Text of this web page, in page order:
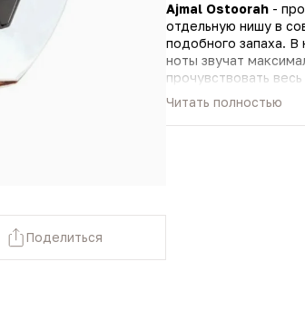
Поделиться
Ajmal Ostoorah -
отдельную нишу в
подобного запаха. В
ноты звучат
прочувствовать весь
перетянутый
прекрасные дамы с
чувственным сердцем. Пирамидка Ajmal Ostoorah построена на комбинациях
Читать полностью